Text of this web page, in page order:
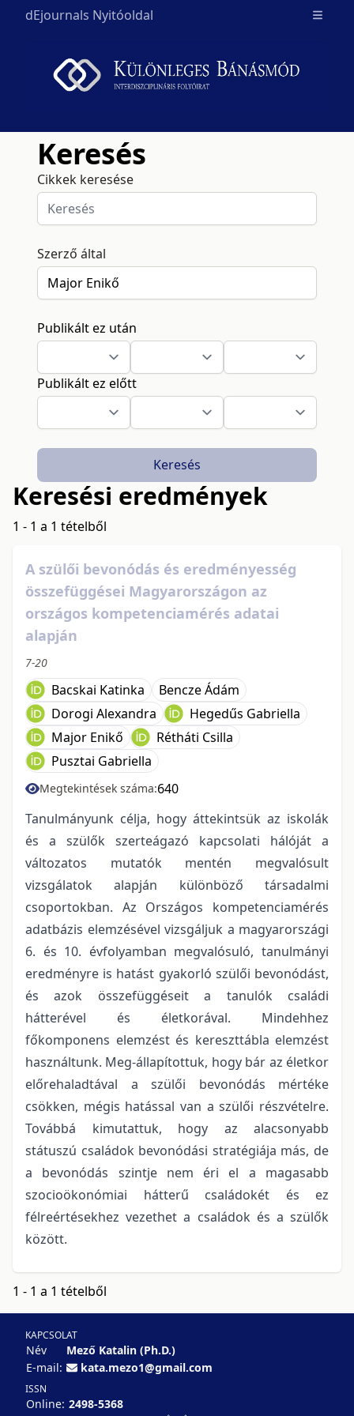
dEjournals Nyitóoldal Open
Keresés
Cikkek keresése
Szerző által
Publikált ez után
Publikált ez előtt
Keresés
Keresési eredmények
1 - 1 a 1 tételből
A szülői bevonódás és eredményesség
összefüggései Magyarországon az
országos kompetenciamérés adatai
alapján
7-20
Bacskai Katinka
Bencze Ádám
Dorogi Alexandra
Hegedűs Gabriella
Major Enikő
Rétháti Csilla
Pusztai Gabriella
Megtekintések száma:640
Tanulmányunk célja, hogy áttekintsük az iskolák
és a szülők szerteágazó kapcsolati hálóját a
változatos mutatók mentén megvalósult
vizsgálatok alapján különböző társadalmi
csoportokban. Az Országos kompetenciamérés
adatbázis elemzésével vizsgáljuk a magyarországi
6. és 10. évfolyamban megvalósuló, tanulmányi
eredményre is hatást gyakorló szülői bevonódást,
és azok összefüggéseit a tanulók családi
hátterével és életkorával. Mindehhez
főkomponens elemzést és kereszttábla elemzést
használtunk. Meg-állapítottuk, hogy bár az életkor
előrehaladtával a szülői bevonódás mértéke
csökken, mégis hatással van a szülői részvételre.
Továbbá kimutattuk, hogy az alacsonyabb
státuszú családok bevonódási stratégiája más, de
a bevonódás szintje nem éri el a magasabb
szocioökonómiai hátterű családokét és ez
félreértésekhez vezethet a családok és a szülők
között.
1 - 1 a 1 tételből
KAPCSOLAT
Név
Mező Katalin (Ph.D.)
E-mail:
kata.mezo1@gmail.com
ISSN
Online: 2498-5368